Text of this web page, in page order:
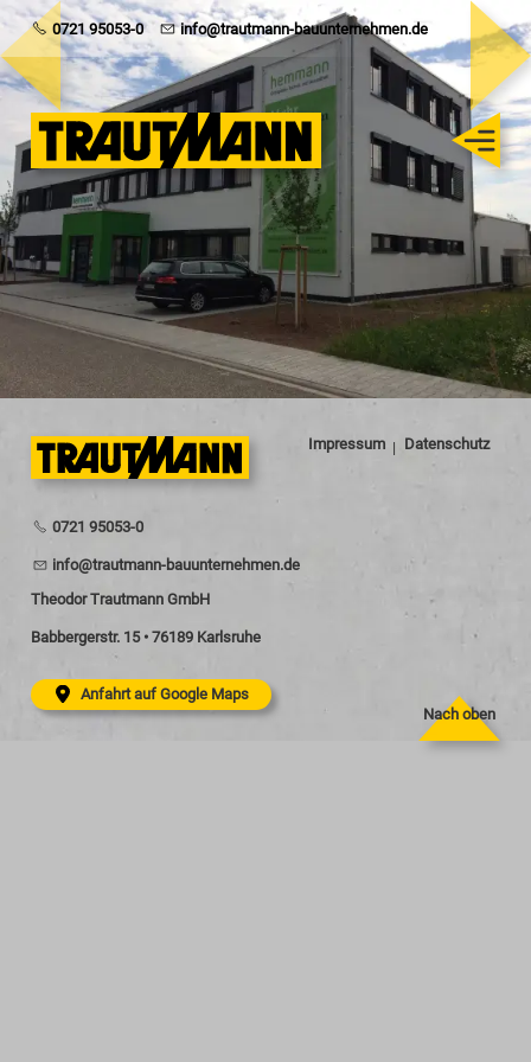
0721 95053-0 info@trautmann-bauunternehmen.de
Trautmann
Rohbau
Schlüsselfertig
Sanierung
Karriere
0721 95053-0
nf tr tm nn-b nt rn hm n d
Theodor Trautmann GmbH
Babbergerstr. 15 • 76189 Karlsruhe
Anfahrt auf Google Maps
Impressum Datenschutz
Nach oben